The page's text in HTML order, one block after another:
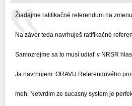
Žiadajme ratifikačné referendum na
Na záver teda navrhuješ ratifikačné
Samozrejme sa to musí udiať v NRSR
Ja navrhujem: ORAVU Referendového
meh. Netvrdim ze sucasny system je